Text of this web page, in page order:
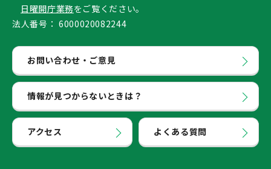
日曜開庁業務をご覧ください。
法人番号： 6000020082244
お問い合わせ・ご意見
情報が見つからないときは？
アクセス よくある質問